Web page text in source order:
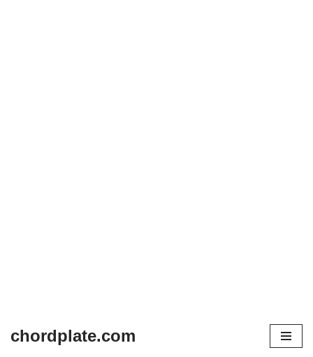
chordplate.com